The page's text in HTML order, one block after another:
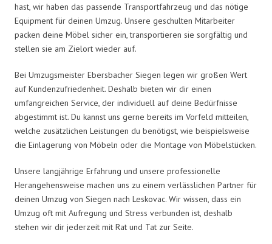
hast, wir haben das passende Transportfahrzeug und das nötige
Equipment für deinen Umzug. Unsere geschulten Mitarbeiter
packen deine Möbel sicher ein, transportieren sie sorgfältig und
stellen sie am Zielort wieder auf.
Bei Umzugsmeister Ebersbacher Siegen legen wir großen Wert
auf Kundenzufriedenheit. Deshalb bieten wir dir einen
umfangreichen Service, der individuell auf deine Bedürfnisse
abgestimmt ist. Du kannst uns gerne bereits im Vorfeld mitteilen,
welche zusätzlichen Leistungen du benötigst, wie beispielsweise
die Einlagerung von Möbeln oder die Montage von Möbelstücken.
Unsere langjährige Erfahrung und unsere professionelle
Herangehensweise machen uns zu einem verlässlichen Partner für
deinen Umzug von Siegen nach Leskovac. Wir wissen, dass ein
Umzug oft mit Aufregung und Stress verbunden ist, deshalb
stehen wir dir jederzeit mit Rat und Tat zur Seite.